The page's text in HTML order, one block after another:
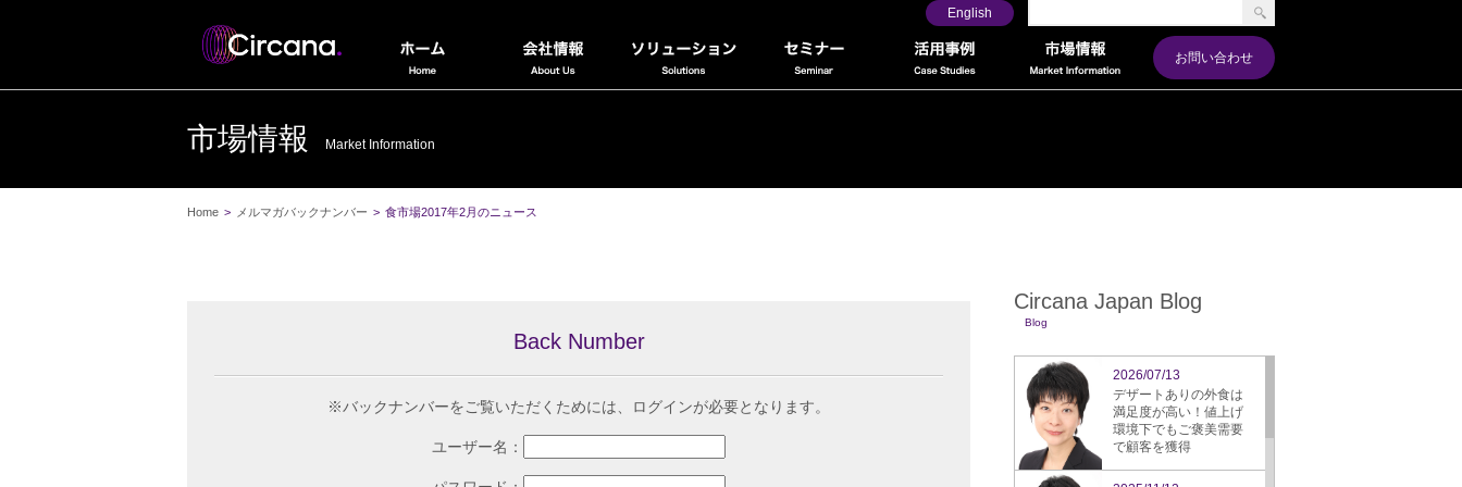
お問い合わせ
English
市場情報 Market Information
Home > メルマガバックナンバー > 食市場2017年2月のニュース
Back Number
※バックナンバーをご覧いただくためには、ログインが必要となります。
ユーザー名：
Circana Japan Blog
Blog
2026/07/13
デザートありの外食は
満足度が高い！値上げ
環境下でもご褒美需要
で顧客を獲得